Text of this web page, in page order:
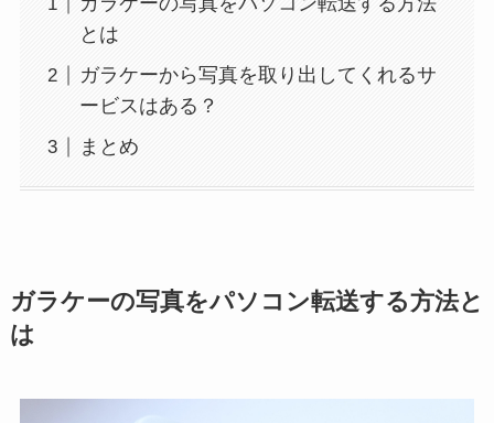
とは
ガラケーから写真を取り出してくれるサ
ービスはある？
まとめ
ガラケーの写真をパソコン転送する方法と
は